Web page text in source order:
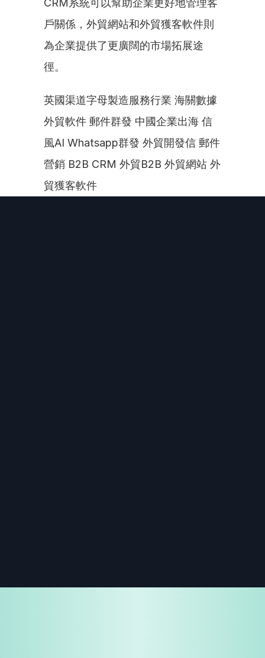
CRM系統可以幫助企業更好地管理客
戶關係，外貿網站和外貿獲客軟件則
為企業提供了更廣闊的市場拓展途
徑。
英國渠道字母製造服務行業 海關數據
外貿軟件 郵件群發 中國企業出海 信
風AI Whatsapp群發 外貿開發信 郵件
營銷 B2B CRM 外貿B2B 外貿網站 外
貿獲客軟件